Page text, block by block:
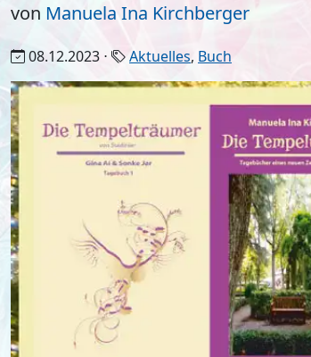
von Manuela Ina Kirchberger
08.12.2023 ⋅ Aktuelles, Buch